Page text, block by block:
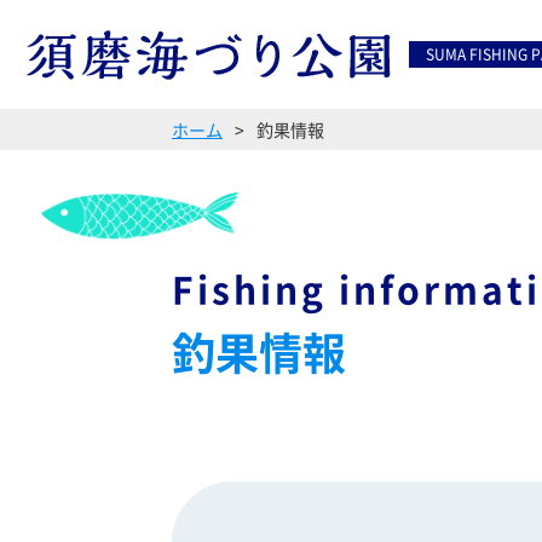
SUMA FISHING
ホーム 釣果情報
Fishing
釣果情報